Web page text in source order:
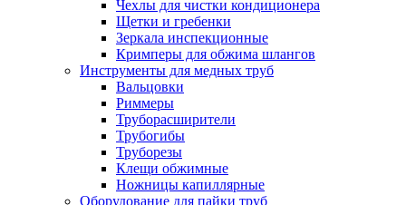
Чехлы для чистки кондиционера
Щетки и гребенки
Зеркала инспекционные
Кримперы для обжима шлангов
Инструменты для медных труб
Вальцовки
Риммеры
Труборасширители
Трубогибы
Труборезы
Клещи обжимные
Ножницы капиллярные
Оборудование для пайки труб